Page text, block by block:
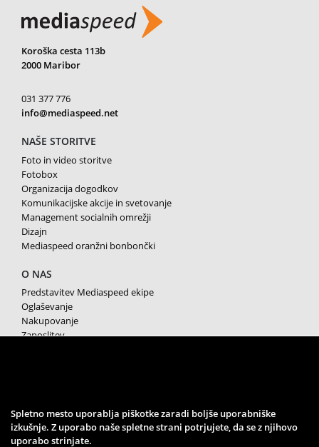
Koroška cesta 113b
2000 Maribor
031 377 776
info@mediaspeed.net
NAŠE STORITVE
Foto in video storitve
Fotobox
Organizacija dogodkov
Komunikacijske akcije in svetovanje
Management socialnih omrežji
Dizajn
Mediaspeed oranžni bonbončki
O NAS
Predstavitev Mediaspeed ekipe
Oglaševanje
Nakupovanje
Zaposlitev
SPREMLJAJTE NAS
Spletno mesto uporablja piškotke zaradi boljše uporabniške
izkušnje. Z uporabo naše spletne strani potrjujete, da se z njihovo
uporabo strinjate.